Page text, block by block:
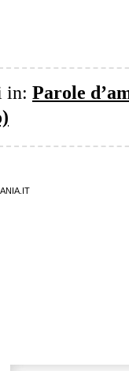
in: Parole